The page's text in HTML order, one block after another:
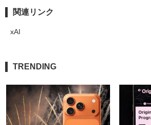
関連リンク
xAI
TRENDING